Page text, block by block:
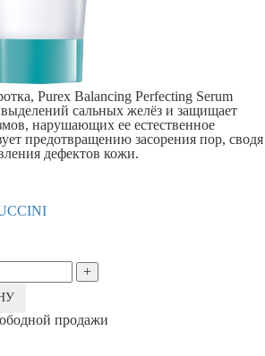
Purex Balancing Perfecting Serum
сальных желёз и защищает
нарушающих ее естественное
предотвращению засорения пор, сводя
дефектов кожи.
+
продажи